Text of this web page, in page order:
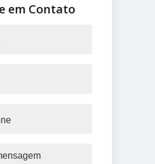
em Contato